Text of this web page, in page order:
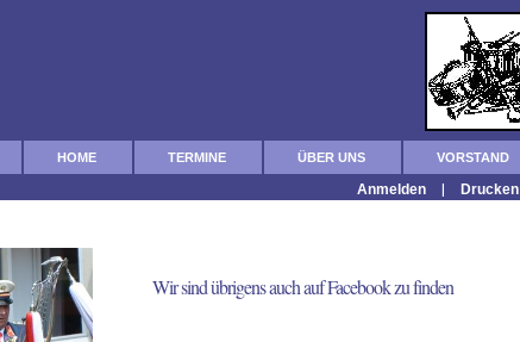
HOME TERMINE ÜBER UNS VORSTAND
Anmelden | Drucken
Wir sind übrigens auch auf Facebook zu finden